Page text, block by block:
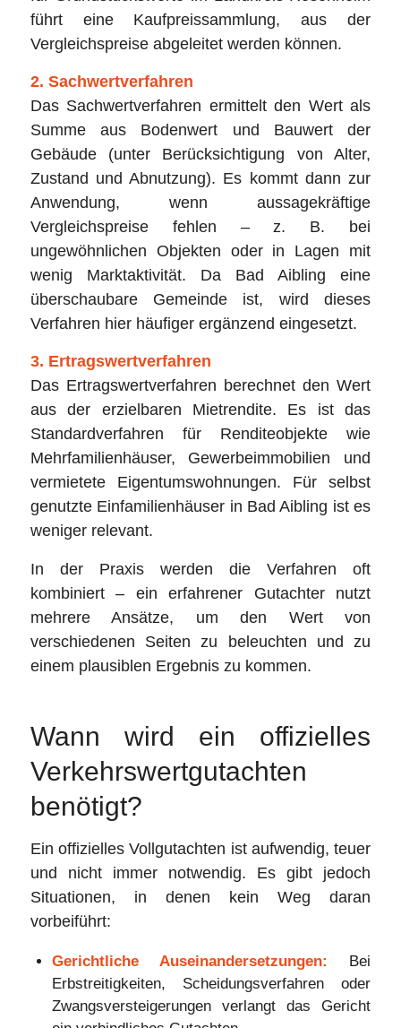
führt eine Kaufpreissammlung, aus der
Vergleichspreise abgeleitet werden können.
2. Sachwertverfahren
Das Sachwertverfahren ermittelt den Wert als
Summe aus Bodenwert und Bauwert der
Gebäude (unter Berücksichtigung von Alter,
Zustand und Abnutzung). Es kommt dann zur
Anwendung, wenn aussagekräftige
Vergleichspreise fehlen – z. B. bei
ungewöhnlichen Objekten oder in Lagen mit
wenig Marktaktivität. Da Bad Aibling eine
überschaubare Gemeinde ist, wird dieses
Verfahren hier häufiger ergänzend eingesetzt.
3. Ertragswertverfahren
Das Ertragswertverfahren berechnet den Wert
aus der erzielbaren Mietrendite. Es ist das
Standardverfahren für Renditeobjekte wie
Mehrfamilienhäuser, Gewerbeimmobilien und
vermietete Eigentumswohnungen. Für selbst
genutzte Einfamilienhäuser in Bad Aibling ist es
weniger relevant.
In der Praxis werden die Verfahren oft
kombiniert – ein erfahrener Gutachter nutzt
mehrere Ansätze, um den Wert von
verschiedenen Seiten zu beleuchten und zu
einem plausiblen Ergebnis zu kommen.
Wann wird ein offizielles
Verkehrswertgutachten
benötigt?
Ein offizielles Vollgutachten ist aufwendig, teuer
und nicht immer notwendig. Es gibt jedoch
Situationen, in denen kein Weg daran
vorbeiführt:
Gerichtliche Auseinandersetzungen:
Bei
Erbstreitigkeiten, Scheidungsverfahren oder
Zwangsversteigerungen verlangt das Gericht